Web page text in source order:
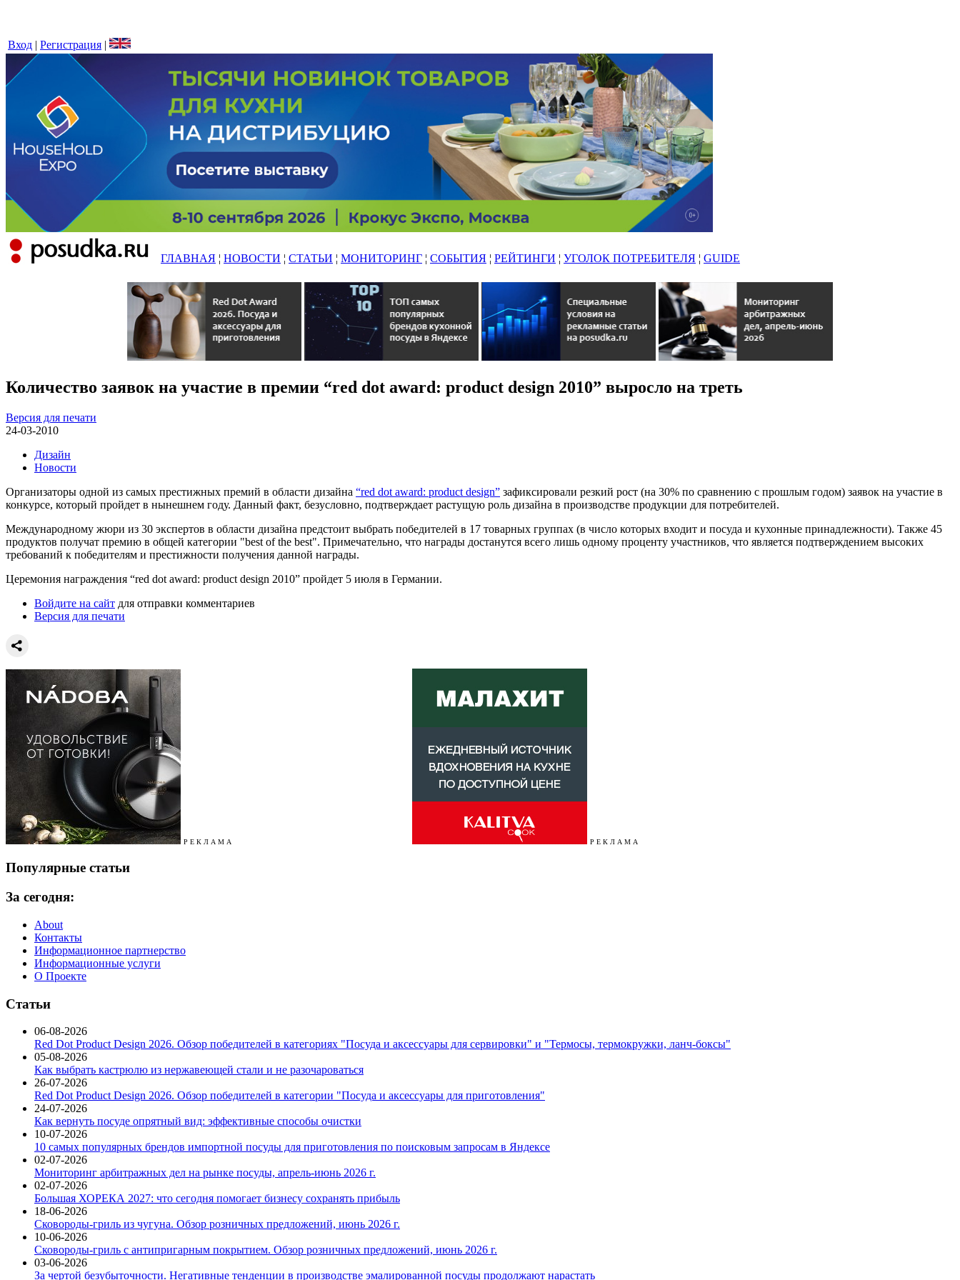
Вход | Регистрация |
ГЛАВНАЯ ¦ НОВОСТИ ¦ СТАТЬИ ¦ МОНИТОРИНГ ¦ СОБЫТИЯ ¦ РЕЙТИНГИ ¦ УГОЛОК ПОТРЕБИТЕЛЯ ¦ GUIDE
Количество заявок на участие в премии “red dot award: product design 2010” выросло на треть
Версия для печати
24-03-2010
Дизайн
Новости
Организаторы одной из самых престижных премий в области дизайна “red dot award: product design” зафиксировали резкий рост (на 30% по сравнению с прошлым годом) заявок на участие в
конкурсе, который пройдет в нынешнем году. Данный факт, безусловно, подтверждает растущую роль дизайна в производстве продукции для потребителей.
Международному жюри из 30 экспертов в области дизайна предстоит выбрать победителей в 17 товарных группах (в число которых входит и посуда и кухонные принадлежности). Также 45
продуктов получат премию в общей категории "best of the best". Примечательно, что награды достанутся всего лишь одному проценту участников, что является подтверждением высоких
требований к победителям и престижности получения данной награды.
Церемония награждения “red dot award: product design 2010” пройдет 5 июля в Германии.
Войдите на сайт для отправки комментариев
Версия для печати
Р Е К Л А М А Р Е К Л А М А
Популярные статьи
За сегодня:
About
Контакты
Информационное партнерство
Информационные услуги
О Проекте
Статьи
06-08-2026
Red Dot Product Design 2026. Обзор победителей в категориях "Посуда и аксессуары для сервировки" и "Термосы, термокружки, ланч-боксы"
05-08-2026
Как выбрать кастрюлю из нержавеющей стали и не разочароваться
26-07-2026
Red Dot Product Design 2026. Обзор победителей в категории "Посуда и аксессуары для приготовления"
24-07-2026
Как вернуть посуде опрятный вид: эффективные способы очистки
10-07-2026
10 самых популярных брендов импортной посуды для приготовления по поисковым запросам в Яндексе
02-07-2026
Мониторинг арбитражных дел на рынке посуды, апрель-июнь 2026 г.
02-07-2026
Большая ХОРЕКА 2027: что сегодня помогает бизнесу сохранять прибыль
18-06-2026
Сковороды-гриль из чугуна. Обзор розничных предложений, июнь 2026 г.
10-06-2026
Сковороды-гриль с антипригарным покрытием. Обзор розничных предложений, июнь 2026 г.
03-06-2026
За чертой безубыточности. Негативные тенденции в производстве эмалированной посуды продолжают нарастать